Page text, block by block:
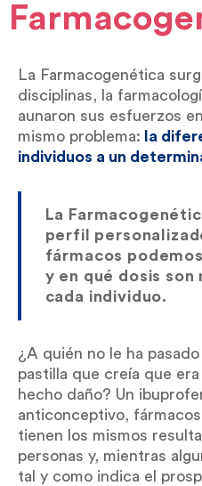
La Farmacogenética
disciplinas, la
aunaron sus esfuerzos
mismo problema: la
individuos a un
La
perfil
fármacos
y en qué dosis son
cada individuo.
¿A quién no le ha
pastilla que creía que
hecho daño? Un
anticonceptivo,
tienen los mismos
personas y, mientras
tal y como indica el